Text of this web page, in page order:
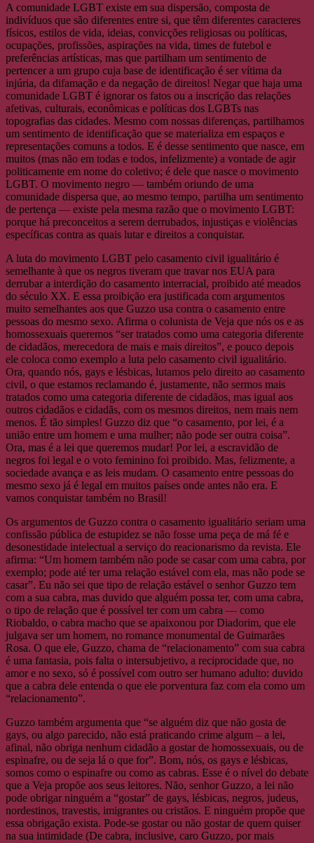
A comunidade LGBT existe em sua dispersão, composta de
indivíduos que são diferentes entre si, que têm diferentes caracteres
físicos, estilos de vida, ideias, convicções religiosas ou políticas,
ocupações, profissões, aspirações na vida, times de futebol e
preferências artísticas, mas que partilham um sentimento de
pertencer a um grupo cuja base de identificação é ser vítima da
injúria, da difamação e da negação de direitos! Negar que haja uma
comunidade LGBT é ignorar os fatos ou a inscrição das relações
afetivas, culturais, econômicas e políticas dos LGBTs nas
topografias das cidades. Mesmo com nossas diferenças, partilhamos
um sentimento de identificação que se materializa em espaços e
representações comuns a todos. E é desse sentimento que nasce, em
muitos (mas não em todas e todos, infelizmente) a vontade de agir
politicamente em nome do coletivo; é dele que nasce o movimento
LGBT. O movimento negro — também oriundo de uma
comunidade dispersa que, ao mesmo tempo, partilha um sentimento
de pertença — existe pela mesma razão que o movimento LGBT:
porque há preconceitos a serem derrubados, injustiças e violências
específicas contra as quais lutar e direitos a conquistar.
A luta do movimento LGBT pelo casamento civil igualitário é
semelhante à que os negros tiveram que travar nos EUA para
derrubar a interdição do casamento interracial, proibido até meados
do século XX. E essa proibição era justificada com argumentos
muito semelhantes aos que Guzzo usa contra o casamento entre
pessoas do mesmo sexo. Afirma o colunista de Veja que nós os e as
homossexuais queremos “ser tratados como uma categoria diferente
de cidadãos, merecedora de mais e mais direitos”, e pouco depois
ele coloca como exemplo a luta pelo casamento civil igualitário.
Ora, quando nós, gays e lésbicas, lutamos pelo direito ao casamento
civil, o que estamos reclamando é, justamente, não sermos mais
tratados como uma categoria diferente de cidadãos, mas igual aos
outros cidadãos e cidadãs, com os mesmos direitos, nem mais nem
menos. É tão simples! Guzzo diz que “o casamento, por lei, é a
união entre um homem e uma mulher; não pode ser outra coisa”.
Ora, mas é a lei que queremos mudar! Por lei, a escravidão de
negros foi legal e o voto feminino foi proibido. Mas, felizmente, a
sociedade avança e as leis mudam. O casamento entre pessoas do
mesmo sexo já é legal em muitos países onde antes não era. E
vamos conquistar também no Brasil!
Os argumentos de Guzzo contra o casamento igualitário seriam uma
confissão pública de estupidez se não fosse uma peça de má fé e
desonestidade intelectual a serviço do reacionarismo da revista. Ele
afirma: “Um homem também não pode se casar com uma cabra, por
exemplo; pode até ter uma relação estável com ela, mas não pode se
casar”. Eu não sei que tipo de relação estável o senhor Guzzo tem
com a sua cabra, mas duvido que alguém possa ter, com uma cabra,
o tipo de relação que é possível ter com um cabra — como
Riobaldo, o cabra macho que se apaixonou por Diadorim, que ele
julgava ser um homem, no romance monumental de Guimarães
Rosa. O que ele, Guzzo, chama de “relacionamento” com sua cabra
é uma fantasia, pois falta o intersubjetivo, a reciprocidade que, no
amor e no sexo, só é possível com outro ser humano adulto: duvido
que a cabra dele entenda o que ele porventura faz com ela como um
“relacionamento”.
Guzzo também argumenta que “se alguém diz que não gosta de
gays, ou algo parecido, não está praticando crime algum – a lei,
afinal, não obriga nenhum cidadão a gostar de homossexuais, ou de
espinafre, ou de seja lá o que for”. Bom, nós, os gays e lésbicas,
somos como o espinafre ou como as cabras. Esse é o nível do debate
que a Veja propõe aos seus leitores. Não, senhor Guzzo, a lei não
pode obrigar ninguém a “gostar” de gays, lésbicas, negros, judeus,
nordestinos, travestis, imigrantes ou cristãos. E ninguém propõe que
essa obrigação exista. Pode-se gostar ou não gostar de quem quiser
na sua intimidade (De cabra, inclusive, caro Guzzo, por mais